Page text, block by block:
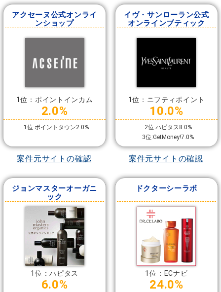
アクセーヌ公式オンライ
ンショップ
1位：ポイントインカム
2.0%
1位:ポイントタウン2.0%
案件元サイトの確認
イヴ・サンローラン公式
オンラインブティック
1位：ニフティポイント
10.0%
2位:ハピタス8.0%
3位:GetMoney!7.0%
案件元サイトの確認
ジョンマスターオーガニ
ック
1位：ハピタス
6.0%
ドクターシーラボ
1位：ECナビ
24.0%